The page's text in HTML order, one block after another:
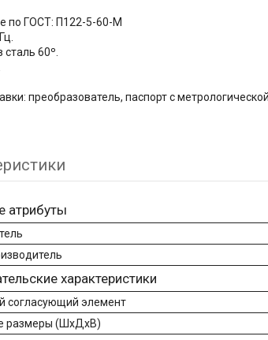
по ГОСТ: П122-5-60-М
сталь 60º.
преобразователь, паспорт с
атрибуты
характеристики
согласующий элемент
размеры (ШхДхВ)